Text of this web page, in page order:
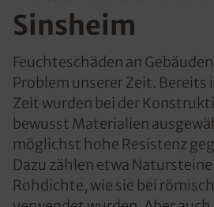
Sinsheim
Feuchteschäden an
Problem unserer Zeit.
Zeit wurden bei der
bewusst Materialien
möglichst hohe Resistenz
Dazu zählen etwa
Rohdichte, wie sie bei